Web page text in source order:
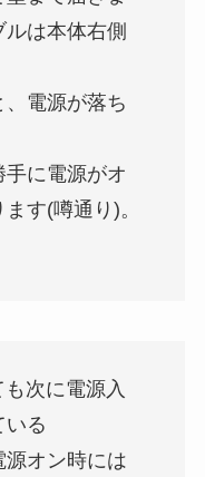
は本体右側
電源が落ち
に電源がオ
す(噂通り)。
次に電源入
いる
源オン時には